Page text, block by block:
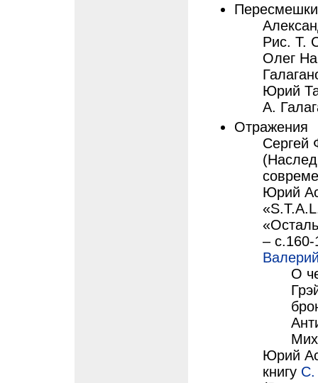
Пересмешки
Рис. Т.
Олег
Юрий
А.
Отражения
Сергей
Юрий
– с.160-
О
Юрий
книгу С.